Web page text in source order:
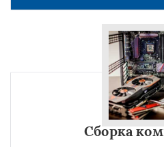
Сборка